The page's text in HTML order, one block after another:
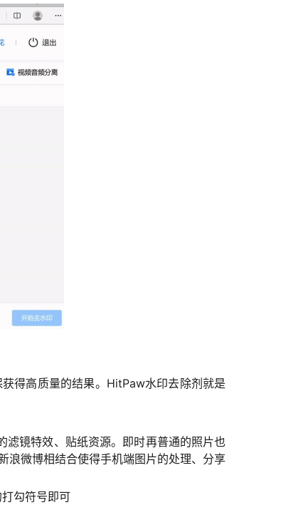
得高质量的结果。HitPaw水印去除剂就是
滤镜特效、贴纸资源。即时再普通的照片也
浪微博相结合使得手机端图片的处理、分享
勾符号即可